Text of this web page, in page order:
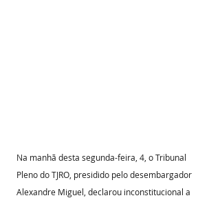
Na manhã desta segunda-feira, 4, o Tribunal
Pleno do TJRO, presidido pelo desembargador
Alexandre Miguel, declarou inconstitucional a